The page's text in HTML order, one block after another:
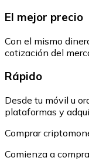
El mejor precio
Con el mismo
cotización del
Rápido
Desde tu móvil u
plataformas y
Comprar
Comienza a